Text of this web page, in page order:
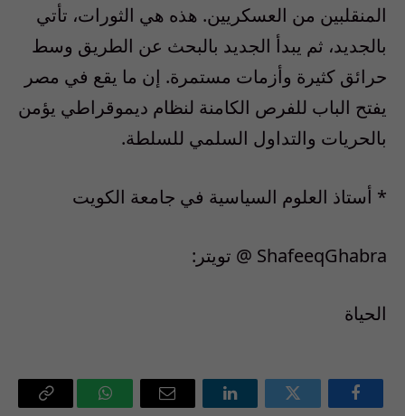
المنقلبين من العسكريين. هذه هي الثورات، تأتي
بالجديد، ثم يبدأ الجديد بالبحث عن الطريق وسط
حرائق كثيرة وأزمات مستمرة. إن ما يقع في مصر
يفتح الباب للفرص الكامنة لنظام ديموقراطي يؤمن
بالحريات والتداول السلمي للسلطة.
* أستاذ العلوم السياسية في جامعة الكويت
الحياة
فيسبوك تويتر لينكدإن
البريد
واتساب Copy